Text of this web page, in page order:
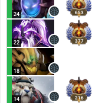
24 653
22 377
18
14 216